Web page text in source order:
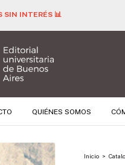
SIN INTERÉS 📊
QUIÉNES SOMOS
Inicio >